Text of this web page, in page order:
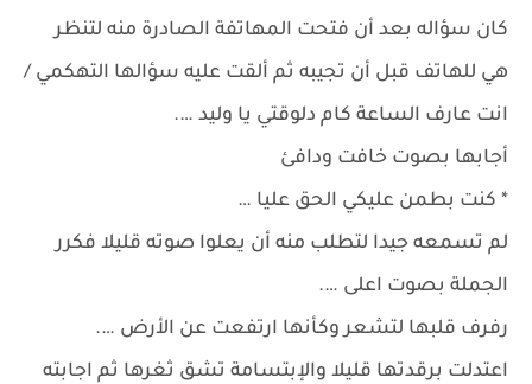
كان سؤاله بعد أن فتحت المهاتفة الصادرة منه لتنظر
هي للهاتف قبل أن تجيبه ثم ألقت عليه سؤالها التهكمي /
انت عارف الساعة كام دلوقتي يا وليد ….
أجابها بصوت خافت ودافئ
* كنت بطمن عليكي الحق عليا …
لم تسمعه جيدا لتطلب منه أن يعلوا صوته قليلا فكرر
الجملة بصوت اعلى ….
رفرف قلبها لتشعر وكأنها ارتفعت عن الأرض ….
اعتدلت برقدتها قليلا والإبتسامة تشق ثغرها ثم اجابته